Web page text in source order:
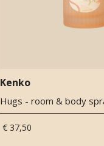
Kenko
Hugs - room & body
€ 37,50